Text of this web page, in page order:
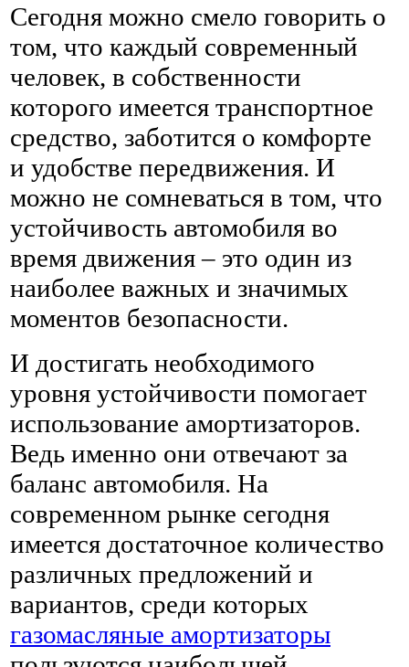
Сегодня можно смело говорить о
том, что каждый современный
человек, в собственности
которого имеется транспортное
средство, заботится о комфорте
и удобстве передвижения. И
можно не сомневаться в том, что
устойчивость автомобиля во
время движения – это один из
наиболее важных и значимых
моментов безопасности.
И достигать необходимого
уровня устойчивости помогает
использование амортизаторов.
Ведь именно они отвечают за
баланс автомобиля. На
современном рынке сегодня
имеется достаточное количество
различных предложений и
вариантов, среди которых
газомасляные амортизаторы